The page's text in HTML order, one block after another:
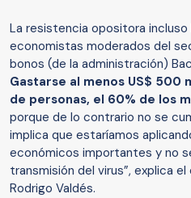
La resistencia opositora
economistas moderados del
bonos (de la administración)
Gastarse al menos US$ 500
de personas, el 60% de los
porque de lo contrario no se
implica que estaríamos
económicos importantes y no
transmisión del virus”, explica
Rodrigo Valdés.